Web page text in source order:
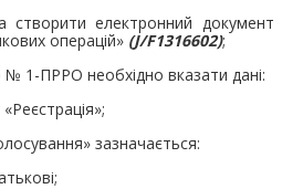
створити електронний
операцій» (J/F1316602);
1-ПРРО необхідно вказати дані:
зазначається: